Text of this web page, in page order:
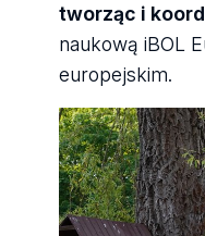
tworząc i
naukową iBOL
europejskim.